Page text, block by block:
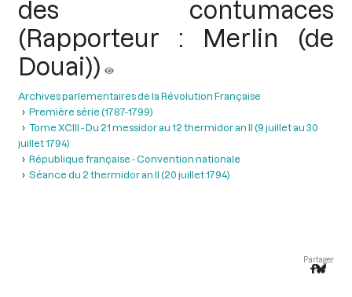
des contumaces
(Rapporteur : Merlin (de
Douai))
Archives parlementaires de la Révolution Française
Première série (1787-1799)
Tome XCIII - Du 21 messidor au 12 thermidor an II (9 juillet au 30
juillet 1794)
République française - Convention nationale
Séance du 2 thermidor an II (20 juillet 1794)
Partager